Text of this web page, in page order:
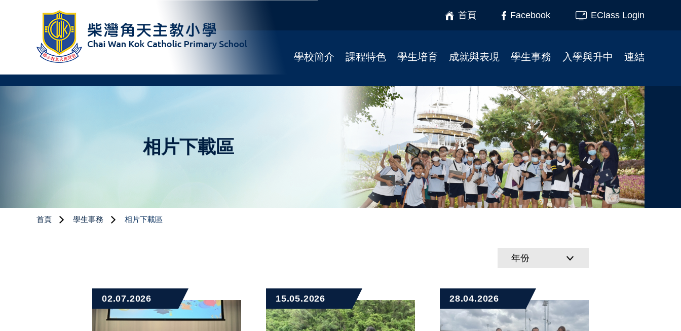
首頁 Facebook EClass Login
學校簡介
學校簡介
聯絡我們
課程特色
課程特色
學科天地
STREAM課程
柴天正向教育
靜觀課程
Fun Fun English
資優課程
推廣閱讀
學生培育
國民教育
宗教培育
健康校園(4Rs)
學校社工
學習支援
成就與表現
榮譽榜
校友成就
制服團隊
服務大使
課外活動
校園電視台
境外交流
刊物
學生事務
柴天45周年校慶
學校行事曆
校服式樣
校車
校園記趣
相片下載區
學生繳費系統教學
學校午膳
入學與升中
小一入學事宜
插班生入學申請
幼小資訊
升中資訊
小一支援
幼稚園聯繫
連結
家長教育
家長教師會
校友會
校友會活動相片
相片下載區
首頁 學生事務 相片下載區
年份
02.07.2026 15.05.2026 28.04.2026